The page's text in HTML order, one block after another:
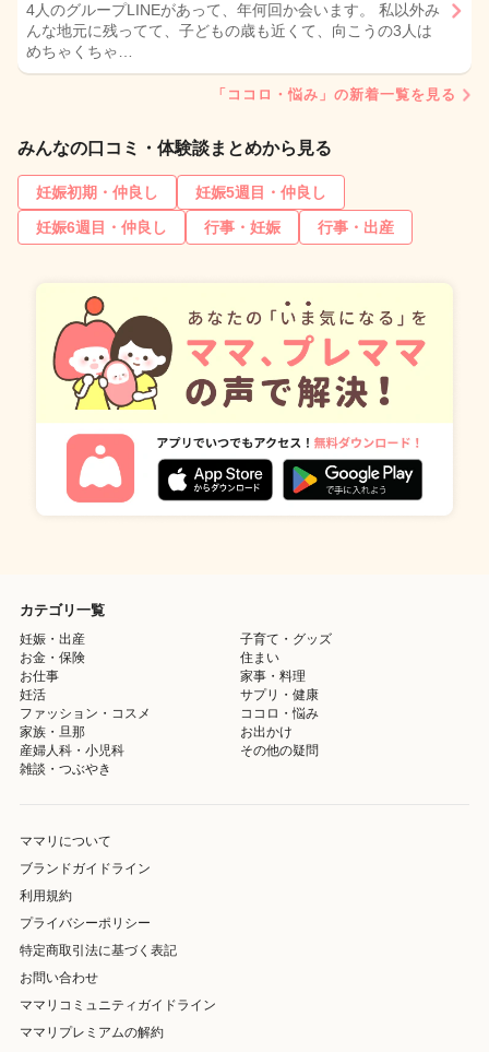
4人のグループLINEがあって、年何回か会います。 私以外み
んな地元に残ってて、子どもの歳も近くて、向こうの3人は
めちゃくちゃ…
「ココロ・悩み」の新着一覧を見る
みんなの口コミ・体験談まとめから見る
妊娠初期・仲良し
妊娠5週目・仲良し
妊娠6週目・仲良し
行事・妊娠 行事・出産
カテゴリ一覧
妊娠・出産
子育て・グッズ
お金・保険
住まい
お仕事
家事・料理
妊活
サプリ・健康
ファッション・コスメ
ココロ・悩み
家族・旦那
お出かけ
産婦人科・小児科
その他の疑問
雑談・つぶやき
ママリについて
ブランドガイドライン
利用規約
プライバシーポリシー
特定商取引法に基づく表記
お問い合わせ
ママリコミュニティガイドライン
ママリプレミアムの解約